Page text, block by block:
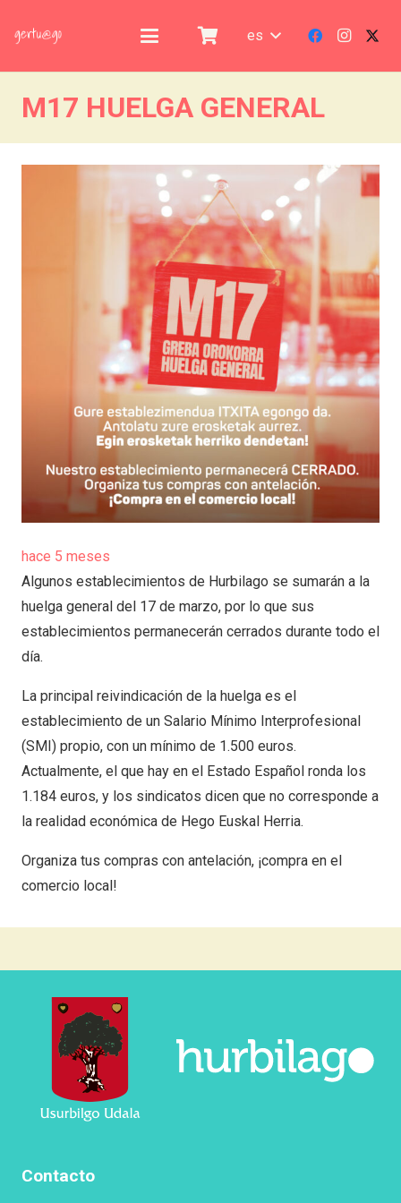
es
M17 HUELGA GENERAL
hace 5 meses
Algunos establecimientos de Hurbilago se sumarán a la
huelga general del 17 de marzo, por lo que sus
establecimientos permanecerán cerrados durante todo el
día.
La principal reivindicación de la huelga es el
establecimiento de un Salario Mínimo Interprofesional
(SMI) propio, con un mínimo de 1.500 euros.
Actualmente, el que hay en el Estado Español ronda los
1.184 euros, y los sindicatos dicen que no corresponde a
la realidad económica de Hego Euskal Herria.
Organiza tus compras con antelación, ¡compra en el
comercio local!
Contacto